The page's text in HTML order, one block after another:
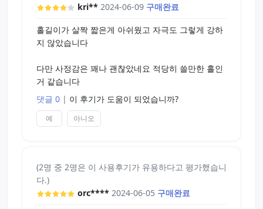
kri** 2024-06-09 구매완료
홀길이가 살짝 짧은게 아쉬웠고 자극도 그렇게 강하
지 않았습니다
다만 사정감은 꽤나 괜찮았네요 적당히 쓸만한 홀인
거 같습니다
댓글 0 | 이 후기가 도움이 되었습니까?
예 아니오
(2명 중 2명은 이 사용후기가 유용하다고 평가했습니
다.)
orc**** 2024-06-05 구매완료